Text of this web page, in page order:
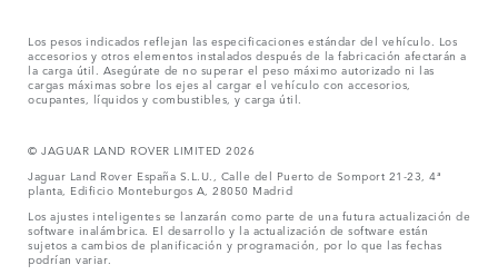
Los pesos indicados reflejan las especificaciones estándar del vehículo. Los
accesorios y otros elementos instalados después de la fabricación afectarán a
la carga útil. Asegúrate de no superar el peso máximo autorizado ni las
cargas máximas sobre los ejes al cargar el vehículo con accesorios,
ocupantes, líquidos y combustibles, y carga útil.
© JAGUAR LAND ROVER LIMITED 2026
Jaguar Land Rover España S.L.U., Calle del Puerto de Somport 21-23, 4ª
planta, Edificio Monteburgos A, 28050 Madrid
Los ajustes inteligentes se lanzarán como parte de una futura actualización de
software inalámbrica. El desarrollo y la actualización de software están
sujetos a cambios de planificación y programación, por lo que las fechas
podrían variar.